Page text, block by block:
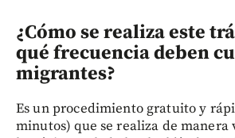
¿Cómo se realiza este
qué frecuencia deben
migrantes?
Es un procedimiento gratuito y
minutos) que se realiza de